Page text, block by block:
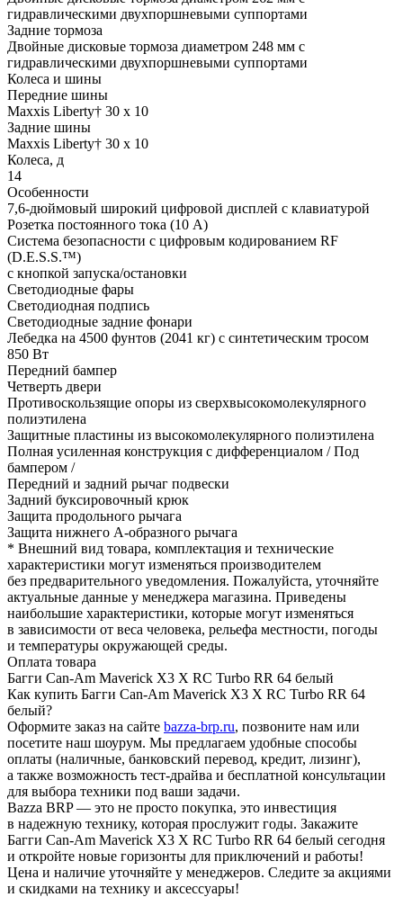
гидравлическими двухпоршневыми суппортами
Задние тормоза
Двойные дисковые тормоза диаметром 248 мм с
гидравлическими двухпоршневыми суппортами
Колеса и шины
Передние шины
Maxxis Liberty† 30 x 10
Задние шины
Maxxis Liberty† 30 x 10
Колеса, д
14
Особенности
7,6-дюймовый широкий цифровой дисплей с клавиатурой
Розетка постоянного тока (10 А)
Система безопасности с цифровым кодированием RF
(D.E.S.S.™)
с кнопкой запуска/остановки
Светодиодные фары
Светодиодная подпись
Светодиодные задние фонари
Лебедка на 4500 фунтов (2041 кг) с синтетическим тросом
850 Вт
Передний бампер
Четверть двери
Противоскользящие опоры из сверхвысокомолекулярного
полиэтилена
Защитные пластины из высокомолекулярного полиэтилена
Полная усиленная конструкция с дифференциалом / Под
бампером /
Передний и задний рычаг подвески
Задний буксировочный крюк
Защита продольного рычага
Защита нижнего А-образного рычага
* Внешний вид товара, комплектация и технические
характеристики могут изменяться производителем
без предварительного уведомления. Пожалуйста, уточняйте
актуальные данные у менеджера магазина. Приведены
наибольшие характеристики, которые могут изменяться
в зависимости от веса человека, рельефа местности, погоды
и температуры окружающей среды.
Оплата товара
Багги Can-Am Maverick X3 X RC Turbo RR 64 белый
Как купить Багги Can-Am Maverick X3 X RC Turbo RR 64
белый?
Оформите заказ на сайте bazza-brp.ru, позвоните нам или
посетите наш шоурум. Мы предлагаем удобные способы
оплаты (наличные, банковский перевод, кредит, лизинг),
а также возможность тест-драйва и бесплатной консультации
для выбора техники под ваши задачи.
Bazza BRP — это не просто покупка, это инвестиция
в надежную технику, которая прослужит годы. Закажите
Багги Can-Am Maverick X3 X RC Turbo RR 64 белый сегодня
и откройте новые горизонты для приключений и работы!
Цена и наличие уточняйте у менеджеров. Следите за акциями
и скидками на технику и аксессуары!